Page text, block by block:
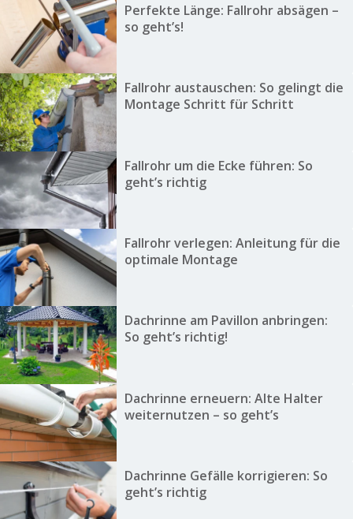
Perfekte Länge: Fallrohr absägen –
so geht’s!
Fallrohr austauschen: So gelingt die
Montage Schritt für Schritt
Fallrohr um die Ecke führen: So
geht’s richtig
Fallrohr verlegen: Anleitung für die
optimale Montage
Dachrinne am Pavillon anbringen:
So geht’s richtig!
Dachrinne erneuern: Alte Halter
weiternutzen – so geht’s
Dachrinne Gefälle korrigieren: So
geht’s richtig